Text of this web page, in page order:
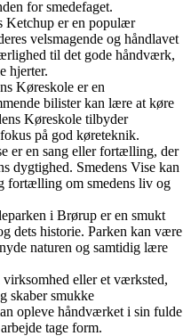
for smedefaget.
Ketchup er en populær
velsmagende og håndlavet
til det gode håndværk,
hjerter.
Køreskole er en
bilister kan lære at køre
Køreskole tilbyder
på god køreteknik.
er en sang eller fortælling, der
dygtighed. Smedens Vise kan
fortælling om smedens liv og
i Brørup er en smukt
dets historie. Parken kan være
naturen og samtidig lære
eller et værksted,
skaber smukke
opleve håndværket i sin fulde
tage form.